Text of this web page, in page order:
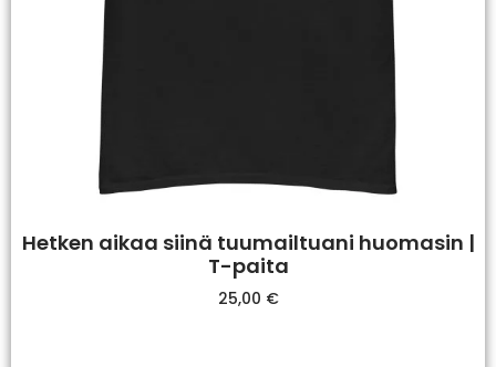
Hetken aikaa siinä tuumailtuani huomasin |
T-paita
25,00 €